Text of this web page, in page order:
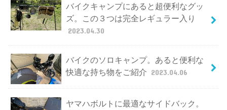
バイクキャンプにあると超便利なグッ
ズ。この３つは完全レギュラー入り
2023.04.30
バイクのソロキャンプ。あると便利な
快適な持ち物をご紹介 2023.04.06
ヤマハボルトに最適なサイドバック。